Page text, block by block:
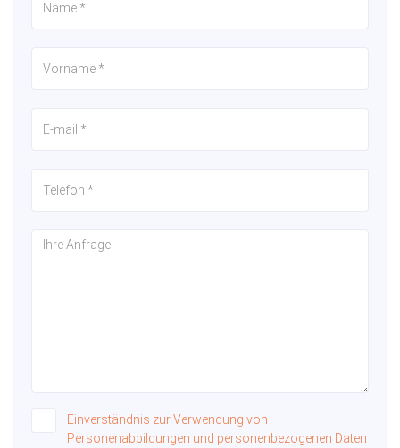
Einverständnis zur Verwendung von
Personenabbildungen und personenbezogenen Daten